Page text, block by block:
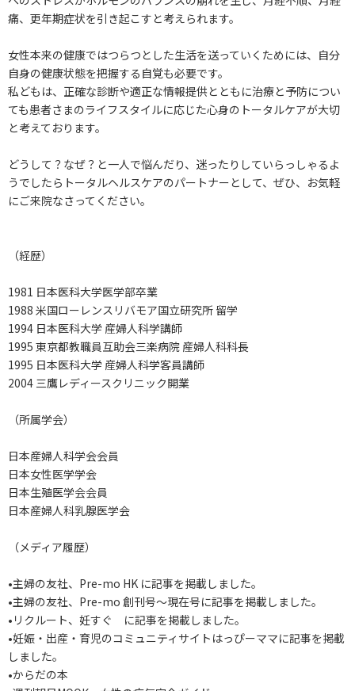
痛、更年期症状を引き起こすと考えられます。
女性本来の健康ではつらつとした生活を送っていくためには、自分
自身の健康状態を把握する自覚も必要です。
私どもは、正確な診断や適正な情報提供とともに治療と予防につい
ても患者さまのライフスタイルに応じた心身のトータルケアが大切
と考えております。
どうして？なぜ？と一人で悩んだり、迷ったりしていらっしゃるよ
うでしたらトータルヘルスケアのパートナーとして、ぜひ、お気軽
にご来院なさってください。
（経歴）
1981 日本医科大学医学部卒業
1988 米国ローレンスリバモア国立研究所 留学
1994 日本医科大学 産婦人科学講師
1995 東京都教職員互助会三楽病院 産婦人科科長
1995 日本医科大学 産婦人科学客員講師
2004 三鷹レディースクリニック開業
（所属学会）
日本産婦人科学会会員
日本女性医学学会
日本生殖医学会会員
日本産婦人科乳腺医学会
（メディア履歴）
•主婦の友社、Pre-mo HK に記事を掲載しました。
•主婦の友社、Pre-mo 創刊号～現在号に記事を掲載しました。
•リクルート、妊すぐ に記事を掲載しました。
•妊娠・出産・育児のコミュニティサイトはっぴーママに記事を掲載
しました。
•からだの本